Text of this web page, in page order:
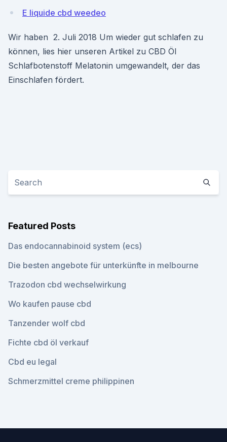
E liquide cbd weedeo
Wir haben 2. Juli 2018 Um wieder gut schlafen zu
können, lies hier unseren Artikel zu CBD Öl
Schlafbotenstoff Melatonin umgewandelt, der das
Einschlafen fördert.
Featured Posts
Das endocannabinoid system (ecs)
Die besten angebote für unterkünfte in melbourne
Trazodon cbd wechselwirkung
Wo kaufen pause cbd
Tanzender wolf cbd
Fichte cbd öl verkauf
Cbd eu legal
Schmerzmittel creme philippinen